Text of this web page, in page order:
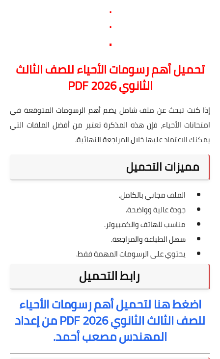
.
.
.
تحميل أهم رسومات الأحياء للصف الثالث
الثانوي 2026 PDF
إذا كنت تبحث عن ملف شامل يضم أهم الرسومات المتوقعة في
امتحانات الأحياء، فإن هذه المذكرة تعتبر من أفضل الملفات التي
يمكنك الاعتماد عليها خلال المراجعة النهائية.
مميزات التحميل
الملف مجاني بالكامل.
جودة عالية وواضحة.
مناسب للهاتف والكمبيوتر.
سهل الطباعة والمراجعة.
يحتوي على الرسومات المهمة فقط.
رابط التحميل
اضغط هنا لتحميل أهم رسومات الأحياء
للصف الثالث الثانوي 2026 PDF من إعداد
المهندس مصعب أحمد.